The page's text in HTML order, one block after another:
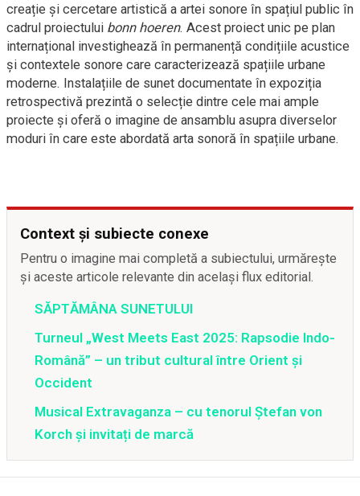
creație și cercetare artistică a artei sonore în spațiul public în
cadrul proiectului bonn hoeren. Acest proiect unic pe plan
internațional investighează în permanență condițiile acustice
și contextele sonore care caracterizează spațiile urbane
moderne. Instalațiile de sunet documentate în expoziția
retrospectivă prezintă o selecție dintre cele mai ample
proiecte și oferă o imagine de ansamblu asupra diverselor
moduri în care este abordată arta sonoră în spațiile urbane.
Context și subiecte conexe
Pentru o imagine mai completă a subiectului, urmărește
și aceste articole relevante din același flux editorial.
SĂPTĂMÂNA SUNETULUI
Turneul „West Meets East 2025: Rapsodie Indo-
Română” – un tribut cultural între Orient și
Occident
Musical Extravaganza – cu tenorul Ștefan von
Korch și invitați de marcă